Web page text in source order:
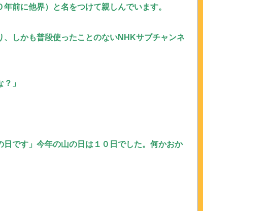
前に他界）と名をつけて親しんでいます。
しかも普段使ったことのないNHKサブチャンネ
」
です」今年の山の日は１０日でした。何かおか